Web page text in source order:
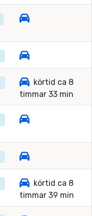
körtid ca 8
timmar 33 min
körtid ca 8
timmar 39 min